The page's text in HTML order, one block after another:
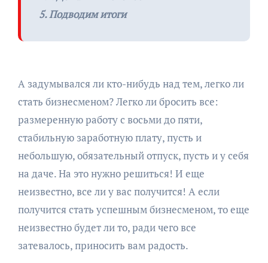
5. Подводим итоги
А задумывался ли кто-нибудь над тем, легко ли
стать бизнесменом? Легко ли бросить все:
размеренную работу с восьми до пяти,
стабильную заработную плату, пусть и
небольшую, обязательный отпуск, пусть и у себя
на даче. На это нужно решиться! И еще
неизвестно, все ли у вас получится! А если
получится стать успешным бизнесменом, то еще
неизвестно будет ли то, ради чего все
затевалось, приносить вам радость.